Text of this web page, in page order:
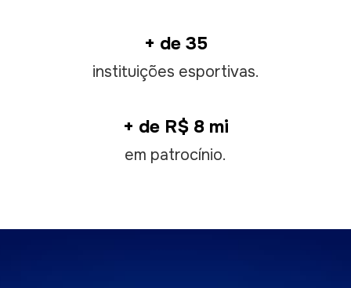
+ de 35
instituições esportivas.
+ de R$ 8 mi
em patrocínio.